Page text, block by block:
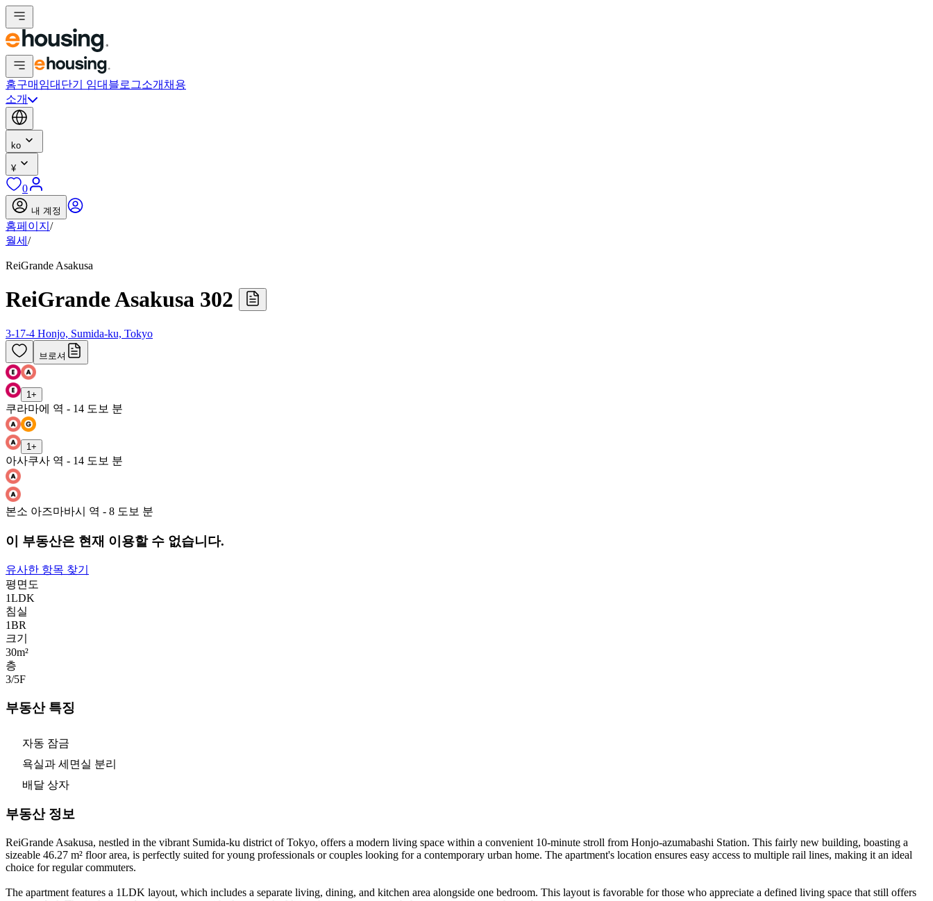
홈구매 임대 단기 임대 블로그소개 채용
소개
ko
¥
0
내 계정
홈페이지 /
월세 /
ReiGrande Asakusa
ReiGrande Asakusa 302
3-17-4 Honjo, Sumida-ku, Tokyo
브로셔
1 +
쿠라마에 역 - 14 도보 분
1 +
아사쿠사 역 - 14 도보 분
본소 아즈마바시 역 - 8 도보 분
이 부동산은 현재 이용할 수 없습니다.
유사한 항목 찾기
평면도
1LDK
침실
1BR
크기
30m²
층
3/5F
부동산 특징
자동 잠금
욕실과 세면실 분리
배달 상자
부동산 정보
ReiGrande Asakusa, nestled in the vibrant Sumida-ku district of Tokyo, offers a modern living space within a convenient 10-minute stroll from Honjo-azumabashi Station. This fairly new building, boasting a
sizeable 46.27 m² floor area, is perfectly suited for young professionals or couples looking for a contemporary urban home. The apartment's location ensures easy access to multiple rail lines, making it an ideal
choice for regular commuters.
The apartment features a 1LDK layout, which includes a separate living, dining, and kitchen area alongside one bedroom. This layout is favorable for those who appreciate a defined living space that still offers